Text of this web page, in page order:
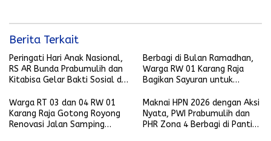
Berita Terkait
Peringati Hari Anak Nasional,
RS AR Bunda Prabumulih dan
Kitabisa Gelar Bakti Sosial di
Berbagi di Bulan Ramadhan,
Warga RW 01 Karang Raja
Bagikan Sayuran untuk
Warga RT 03 dan 04 RW 01
Karang Raja Gotong Royong
Renovasi Jalan Samping
Maknai HPN 2026 dengan Aksi
Nyata, PWI Prabumulih dan
PHR Zona 4 Berbagi di Panti